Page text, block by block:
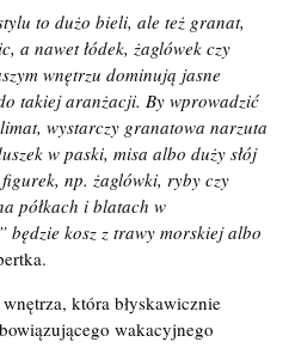
to dużo bieli, ale też granat,
a nawet łódek, żaglówek czy
wnętrzu dominują jasne
takiej aranżacji. By wprowadzić
wystarczy granatowa narzuta
w paski, misa albo duży słój
np. żaglówki, ryby czy
półkach i blatach w
będzie kosz z trawy morskiej albo
która błyskawicznie
wakacyjnego